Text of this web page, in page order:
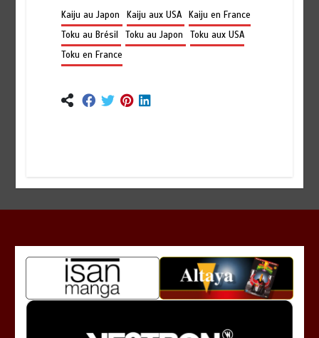
Kaiju au Japon Kaiju aux USA
Kaiju en France
Toku au Brésil
Toku au Japon
Toku aux USA
Toku en France